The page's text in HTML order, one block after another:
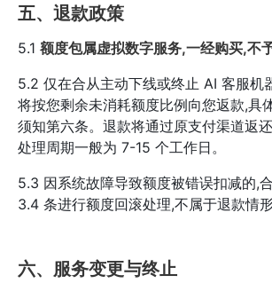
五、退款政策
5.1 额度包属虚拟数字服务,一经购买,不予
5.2 仅在合从主动下线或终止 AI 客服机
将按您剩余未消耗额度比例向您返款,具
须知第六条。退款将通过原支付渠道返
处理周期一般为 7-15 个工作日。
5.3 因系统故障导致额度被错误扣减的,
3.4 条进行额度回滚处理,不属于退款情形
六、服务变更与终止